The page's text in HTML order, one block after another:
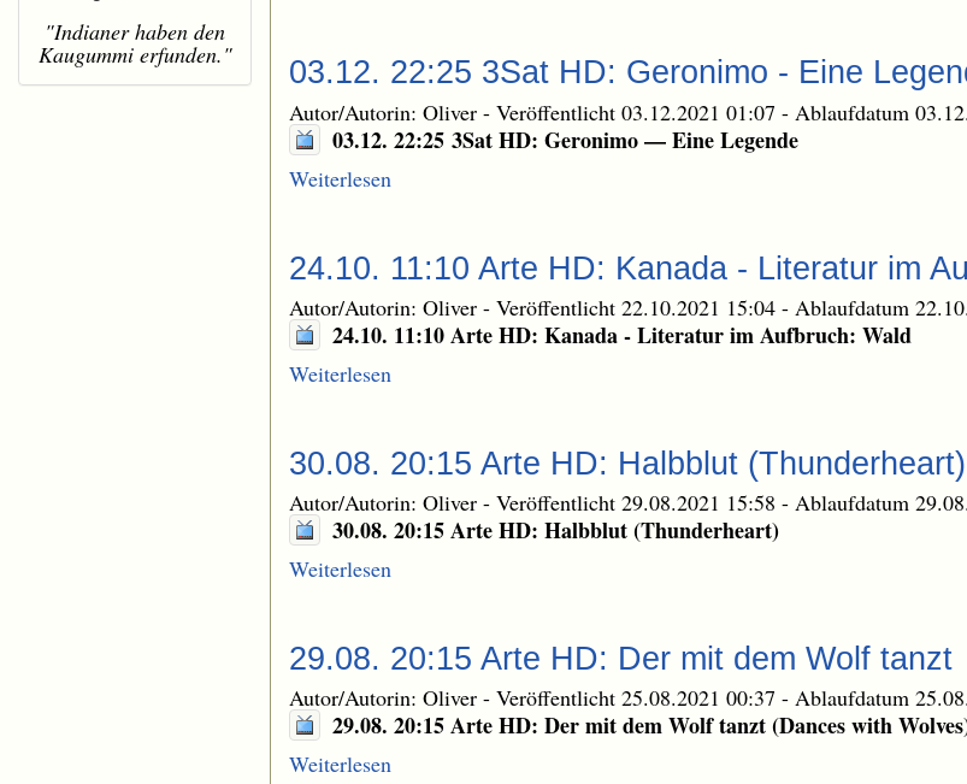
03.12. 22:25 3Sat HD: Geronimo - Eine
Autor/Autorin: Oliver - Veröffentlicht 03.12.2021 01:07 - Ablaufdatum
03.12. 22:25 3Sat HD: Geronimo — Eine Legende
Weiterlesen
24.10. 11:10 Arte HD: Kanada - Literatur im
Autor/Autorin: Oliver - Veröffentlicht 22.10.2021 15:04 - Ablaufdatum
24.10. 11:10 Arte HD: Kanada - Literatur im Aufbruch: Wald
Weiterlesen
30.08. 20:15 Arte HD: Halbblut (Thunderheart)
Autor/Autorin: Oliver - Veröffentlicht 29.08.2021 15:58 - Ablaufdatum
30.08. 20:15 Arte HD: Halbblut (Thunderheart)
Weiterlesen
29.08. 20:15 Arte HD: Der mit dem Wolf tanzt
Autor/Autorin: Oliver - Veröffentlicht 25.08.2021 00:37 - Ablaufdatum
29.08. 20:15 Arte HD: Der mit dem Wolf tanzt (Dances with
Weiterlesen
"Indianer haben den
Kaugummi erfunden."